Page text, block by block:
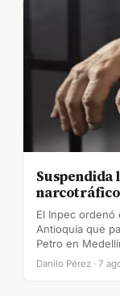
Suspendida
narcotráfico
El Inpec ordenó
Antioquia que
Petro en
Danilo Pérez · 7